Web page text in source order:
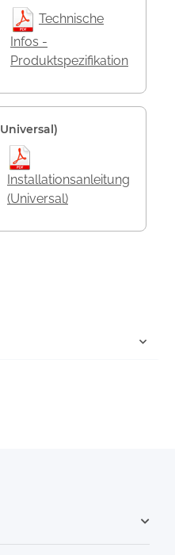
Technische
Infos -
Produktspezifikation
Installationsanleitung
(Universal)